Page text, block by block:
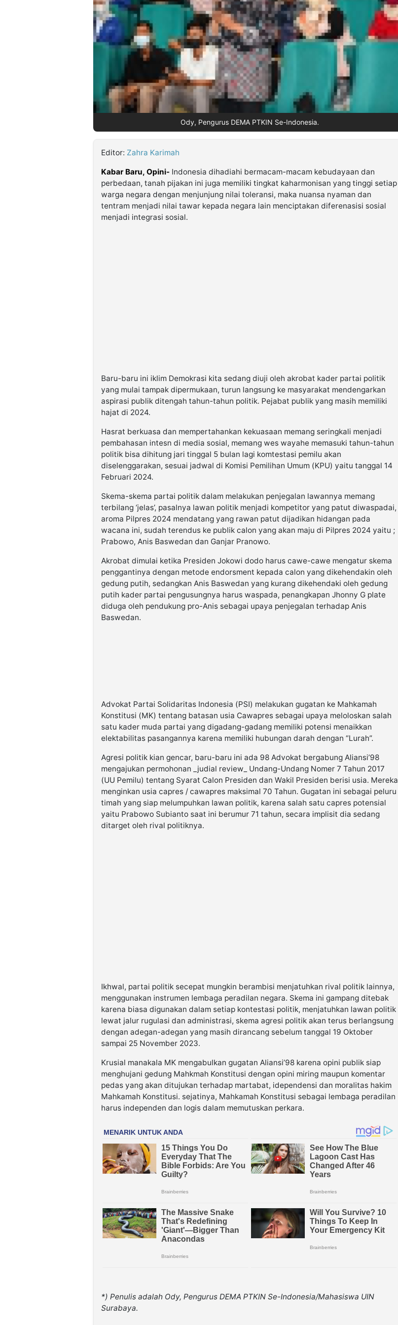
Ody, Pengurus DEMA PTKIN Se-Indonesia.
Editor: Zahra Karimah
Kabar Baru, Opini- Indonesia dihadiahi bermacam-macam kebudayaan dan
perbedaan, tanah pijakan ini juga memiliki tingkat kaharmonisan yang tinggi setiap
warga negara dengan menjunjung nilai toleransi, maka nuansa nyaman dan
tentram menjadi nilai tawar kepada negara lain menciptakan diferenasisi sosial
menjadi integrasi sosial.
Baru-baru ini iklim Demokrasi kita sedang diuji oleh akrobat kader partai politik
yang mulai tampak dipermukaan, turun langsung ke masyarakat mendengarkan
aspirasi publik ditengah tahun-tahun politik. Pejabat publik yang masih memiliki
hajat di 2024.
Hasrat berkuasa dan mempertahankan kekuasaan memang seringkali menjadi
pembahasan intesn di media sosial, memang wes wayahe memasuki tahun-tahun
politik bisa dihitung jari tinggal 5 bulan lagi komtestasi pemilu akan
diselenggarakan, sesuai jadwal di Komisi Pemilihan Umum (KPU) yaitu tanggal 14
Februari 2024.
Skema-skema partai politik dalam melakukan penjegalan lawannya memang
terbilang ‘jelas’, pasalnya lawan politik menjadi kompetitor yang patut diwaspadai,
aroma Pilpres 2024 mendatang yang rawan patut dijadikan hidangan pada
wacana ini, sudah terendus ke publik calon yang akan maju di Pilpres 2024 yaitu ;
Prabowo, Anis Baswedan dan Ganjar Pranowo.
Akrobat dimulai ketika Presiden Jokowi dodo harus cawe-cawe mengatur skema
penggantinya dengan metode endorsment kepada calon yang dikehendakin oleh
gedung putih, sedangkan Anis Baswedan yang kurang dikehendaki oleh gedung
putih kader partai pengusungnya harus waspada, penangkapan Jhonny G plate
diduga oleh pendukung pro-Anis sebagai upaya penjegalan terhadap Anis
Baswedan.
Advokat Partai Solidaritas Indonesia (PSI) melakukan gugatan ke Mahkamah
Konstitusi (MK) tentang batasan usia Cawapres sebagai upaya meloloskan salah
satu kader muda partai yang digadang-gadang memiliki potensi menaikkan
elektabilitas pasangannya karena memiliki hubungan darah dengan “Lurah”.
Agresi politik kian gencar, baru-baru ini ada 98 Advokat bergabung Aliansi’98
mengajukan permohonan _judial review_ Undang-Undang Nomer 7 Tahun 2017
(UU Pemilu) tentang Syarat Calon Presiden dan Wakil Presiden berisi usia. Mereka
menginkan usia capres / cawapres maksimal 70 Tahun. Gugatan ini sebagai peluru
timah yang siap melumpuhkan lawan politik, karena salah satu capres potensial
yaitu Prabowo Subianto saat ini berumur 71 tahun, secara implisit dia sedang
ditarget oleh rival politiknya.
Ikhwal, partai politik secepat mungkin berambisi menjatuhkan rival politik lainnya,
menggunakan instrumen lembaga peradilan negara. Skema ini gampang ditebak
karena biasa digunakan dalam setiap kontestasi politik, menjatuhkan lawan politik
lewat jalur rugulasi dan administrasi, skema agresi politik akan terus berlangsung
dengan adegan-adegan yang masih dirancang sebelum tanggal 19 Oktober
sampai 25 November 2023.
Krusial manakala MK mengabulkan gugatan Aliansi’98 karena opini publik siap
menghujani gedung Mahkmah Konstitusi dengan opini miring maupun komentar
pedas yang akan ditujukan terhadap martabat, idependensi dan moralitas hakim
Mahkamah Konstitusi. sejatinya, Mahkamah Konstitusi sebagai lembaga peradilan
harus independen dan logis dalam memutuskan perkara.
*) Penulis adalah Ody, Pengurus DEMA PTKIN Se-Indonesia/Mahasiswa UIN
Surabaya.